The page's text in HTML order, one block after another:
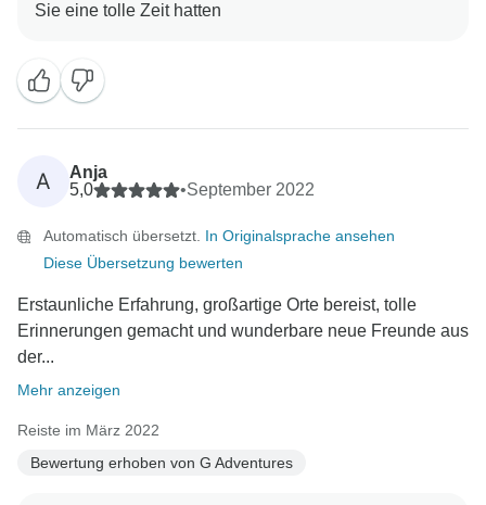
A
Anja
5,0
•September 2022
Automatisch übersetzt. In Originalsprache ansehen
Diese Übersetzung bewerten
Erstaunliche Erfahrung, großartige Orte bereist, tolle
Erinnerungen gemacht und wunderbare neue Freunde aus
der...
Mehr anzeigen
Reiste im März 2022
Bewertung erhoben von G Adventures